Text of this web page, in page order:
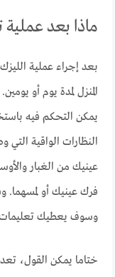
ماذا بعد
بعد إجراء عملية
المنزل لمدة يوم أو
يمكن التحكم فيه
النظارات الواقية
عينيك من الغبار
فرك عينيك أو لمسهما.
وسوف يعطيك تعليمات
ختاما يمكن القول،